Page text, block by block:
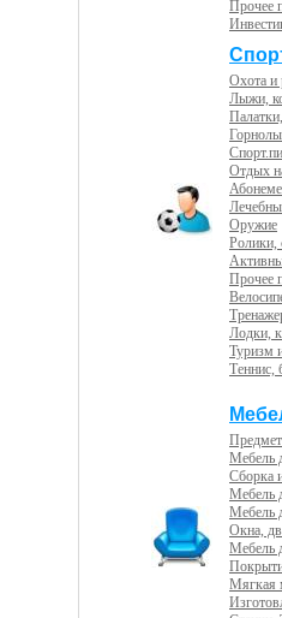
Прочее
Охота и
Лыжи,
Отдых
Оружие
Ролики,
Прочее
Лодки,
Туризм
Теннис,
Мебель
Сборка
Мебель
Мебель
Окна,
Мебель
Мягкая